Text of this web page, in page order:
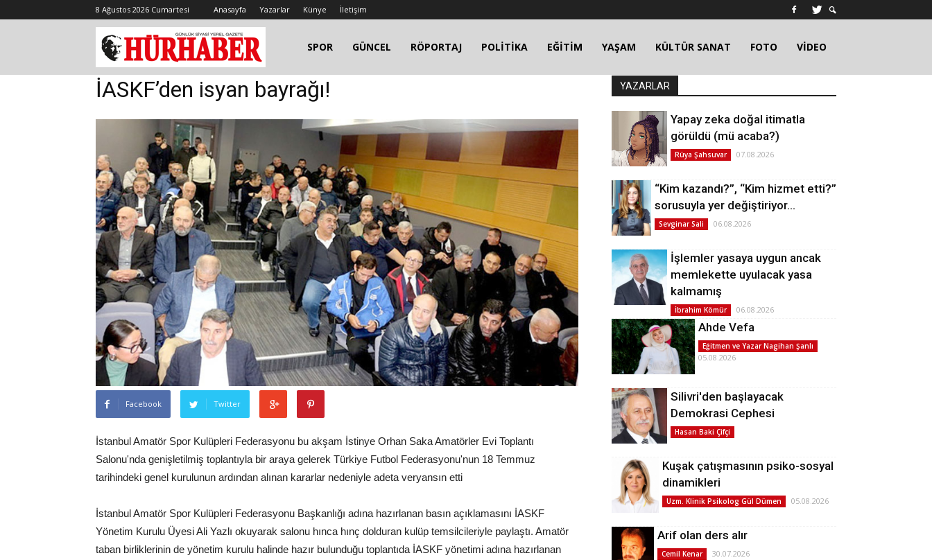
8 Ağustos 2026 Cumartesi Anasayfa Yazarlar Künye İletişim
SPOR GÜNCEL RÖPORTAJ POLİTİKA EĞİTİM YAŞAM KÜLTÜR SANAT FOTO VİDEO
İASKF’den isyan bayrağı!
Facebook Twitter
İstanbul Amatör Spor Kulüpleri Federasyonu bu akşam İstinye Orhan Saka Amatörler Evi Toplantı
Salonu'nda genişletilmiş toplantıyla bir araya gelerek Türkiye Futbol Federasyonu'nun 18 Temmuz
tarihindeki genel kurulunun ardından alınan kararlar nedeniyle adeta veryansın etti
İstanbul Amatör Spor Kulüpleri Federasyonu Başkanlığı adına hazırlanan basın açıklamasını İASKF
Yönetim Kurulu Üyesi Ali Yazlı okuyarak salonu hınca hınç dolduran kulüp temsilcileriyle paylaştı. Amatör
taban birliklerinin de yönetim kurulu halinde hazır bulunduğu toplantıda İASKF yönetimi adına hazırlanan
YAZARLAR
Yapay zeka doğal itimatla
görüldü (mü acaba?)
Rüya Şahsuvar 07.08.2026
“Kim kazandı?”, “Kim hizmet etti?”
sorusuyla yer değiştiriyor…
Sevginar Sali 06.08.2026
İşlemler yasaya uygun ancak
memlekette uyulacak yasa
kalmamış
İbrahim Kömür 06.08.2026
Ahde Vefa
Eğitmen ve Yazar Nagihan Şanlı
05.08.2026
Silivri'den başlayacak
Demokrasi Cephesi
Hasan Baki Çifçi
Kuşak çatışmasının psiko-sosyal
dinamikleri
Uzm. Klinik Psikolog Gül Dümen 05.08.2026
Arif olan ders alır
Cemil Kenar 30.07.2026